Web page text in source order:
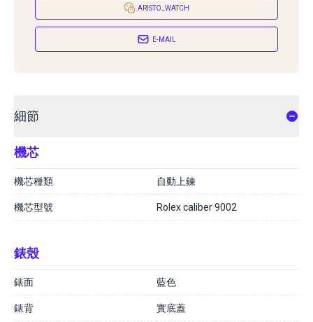
ARISTO_WATCH
E-MAIL
細節
機芯
機芯種類 自動上鍊
機芯型號 Rolex caliber 9002
錶殼
錶面 藍色
錶背 實底蓋